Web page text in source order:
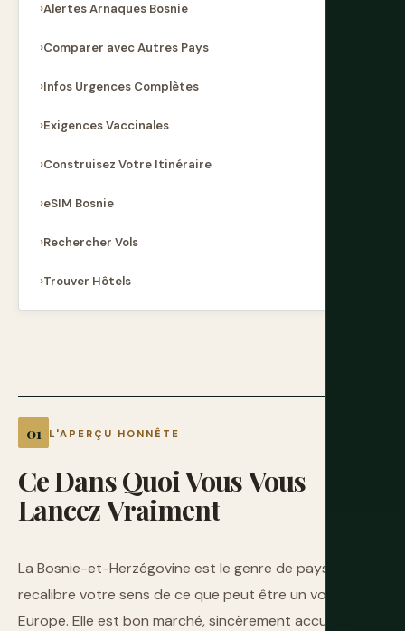
L'APERÇU HONNÊTE
CeDansQuoiVousVous
LancezVraiment
La Bosnie-et-Herzégovine est le genre de pays qui
recalibre votre sens de ce que peut être un voyage en
Europe. Elle est bon marché, sincèrement accueillante,
Alertes Arnaques Bosnie
Comparer avec Autres Pays
Infos Urgences Complètes
Exigences Vaccinales
Construisez Votre Itinéraire
eSIM Bosnie
Rechercher Vols
Trouver Hôtels